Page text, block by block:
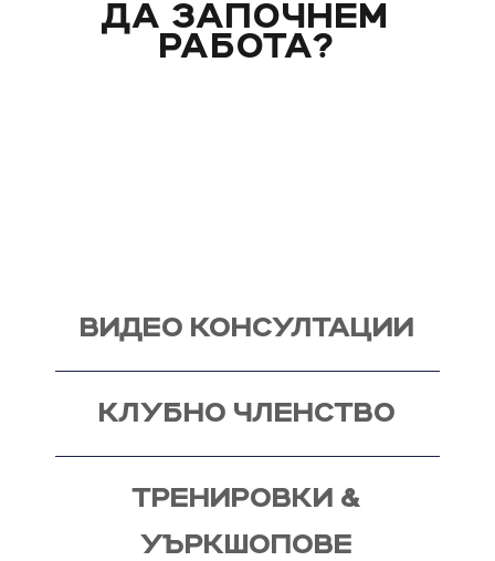
ДА ЗАПОЧНЕМ
РАБОТА?
ВИДЕО КОНСУЛТАЦИИ
КЛУБНО ЧЛЕНСТВО
ТРЕНИРОВКИ &
УЪРКШОПОВЕ